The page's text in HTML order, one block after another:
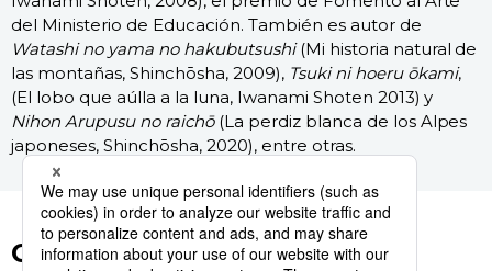
del Ministerio de Educación. También es autor de
Watashi no yama no hakubutsushi(Mi historia natural de
las montañas, Shinchōsha, 2009), Tsuki ni hoeru ōkami,
(El lobo que aúlla a la luna, Iwanami Shoten 2013) y
Nihon Arupusu no raichō(La perdiz blanca de los Alpes
japoneses, Shinchōsha, 2020), entre otras.
Otros artículos de esta serie